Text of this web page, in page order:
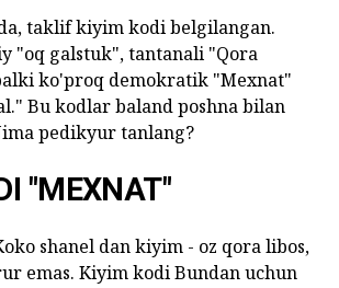
taklif kiyim kodi belgilangan.
"oq galstuk", tantanali "Qora
ko'proq demokratik "Mexnat"
Bu kodlar baland poshna bilan
pedikyur tanlang?
"MEXNAT"
shanel dan kiyim - oz qora libos,
emas. Kiyim kodi Bundan uchun